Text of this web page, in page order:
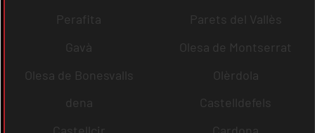
Perafita
Parets del Vallès
Gavà
Olesa de Montserrat
Olesa de Bonesvalls
Olèrdola
dena
Castelldefels